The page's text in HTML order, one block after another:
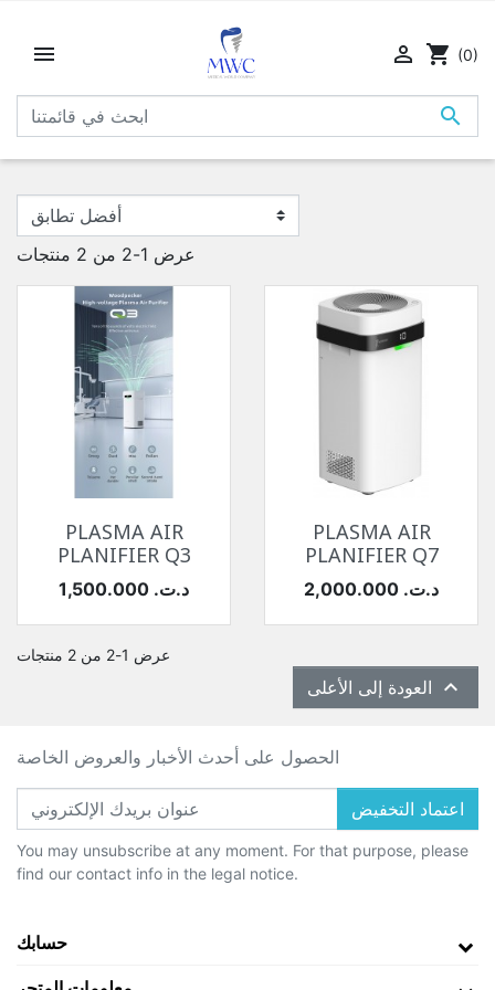


 shopping_cart (0)
عرض 1-2 من 2 منتجات
PLASMA AIR
PLANIFIER Q3
السعر 1,500.000 د.ت.‏
PLASMA AIR
PLANIFIER Q7
السعر 2,000.000 د.ت.‏
عرض 1-2 من 2 منتجات

الحصول على أحدث الأخبار والعروض الخاصة
اعتماد التخفيض
You may unsubscribe at any moment. For that purpose, please
find our contact info in the legal notice.
حسابك